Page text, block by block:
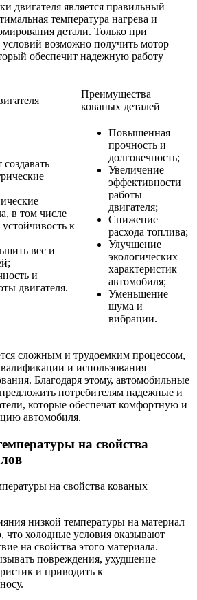
двигателя является правильный
температура нагрева и
детали. Только при
возможно получить мотор
обеспечит надежную работу
Преимущества
кованых деталей
в том числе
к
вес и
и
двигателя.
Повышенная
прочность и
долговечность;
Увеличение
эффективности
работы
двигателя;
Снижение
расхода топлива;
Улучшение
экологических
характеристик
автомобиля;
Уменьшение
шума и
вибрации.
сложным и трудоемким процессом,
и использования
Благодаря этому, автомобильные
потребителям надежные и
которые обеспечат комфортную и
автомобиля.
на свойства
низкой температуры на материал
что холодные условия оказывают
на свойства этого материала.
повреждения, ухудшение
и приводить к